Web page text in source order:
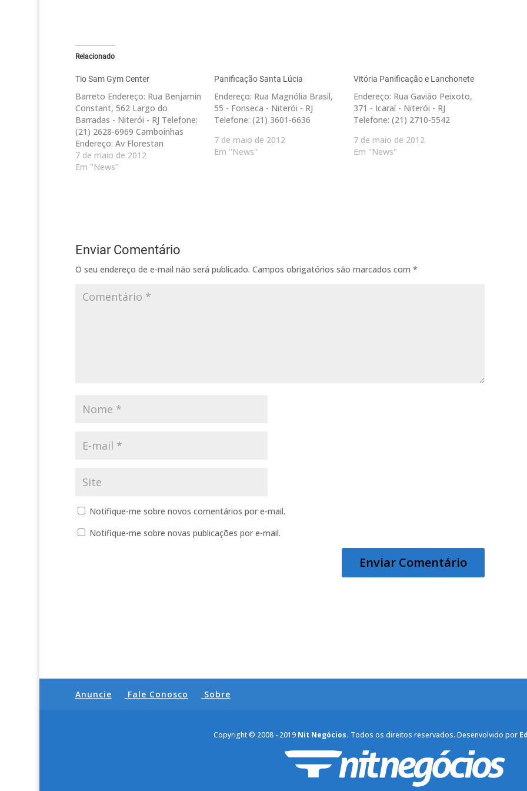
Relacionado
Tio Sam Gym Center
Barreto Endereço: Rua Benjamin
Constant, 562 Largo do
Barradas - Niterói - RJ Telefone:
(21) 2628-6969 Camboinhas
Endereço: Av Florestan
Fernandes 1625 - Camboinhas -
Niterói - RJ Telefone: (21) 3184-
7 de maio de 2012
Em "News"
Panificação Santa Lúcia
Endereço: Rua Magnólia Brasil,
55 - Fonseca - Niterói - RJ
Telefone: (21) 3601-6636
7 de maio de 2012
Em "News"
Vitória Panificação e Lanchonete
Endereço: Rua Gavião Peixoto,
371 - Icaraí - Niterói - RJ
Telefone: (21) 2710-5542
7 de maio de 2012
Em "News"
Enviar Comentário
O seu endereço de e-mail não será publicado. Campos obrigatórios são marcados com *
Notifique-me sobre novos comentários por e-mail.
Notifique-me sobre novas publicações por e-mail.
Anuncie Fale Conosco Sobre
Copyright © 2008 - 2019 Nit Negócios. Todos os direitos reservados. Desenvolvido por